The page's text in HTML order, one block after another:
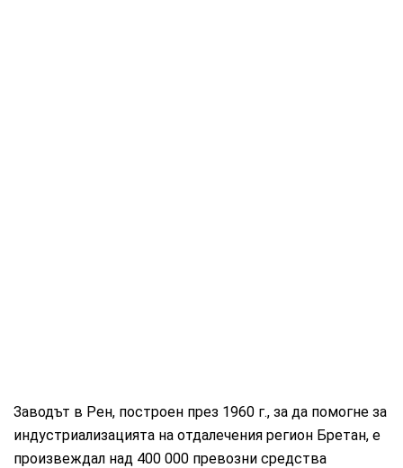
Заводът в Рен, построен през 1960 г., за да помогне за
индустриализацията на отдалечения регион Бретан, е
произвеждал над 400 000 превозни средства